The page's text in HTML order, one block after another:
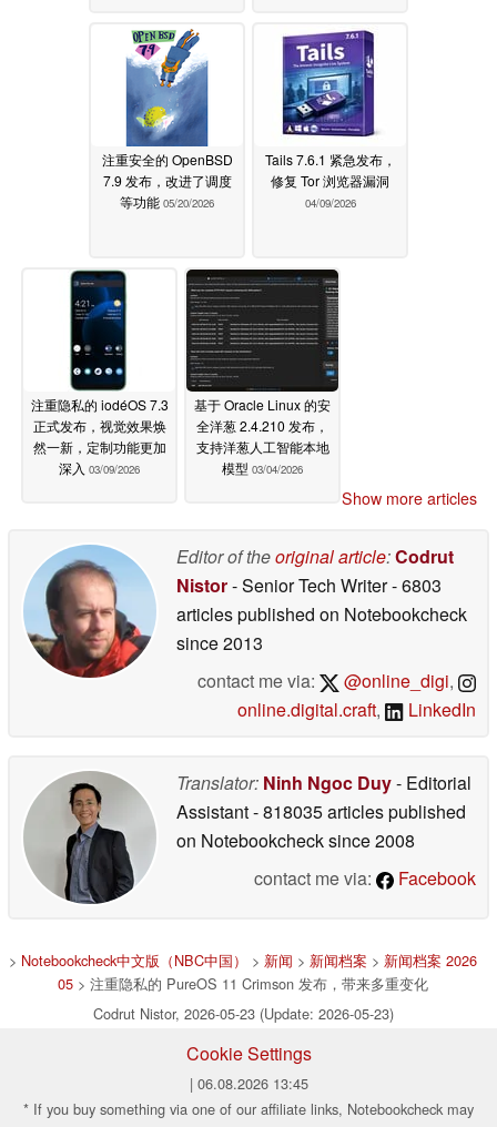
注重安全的 OpenBSD
7.9 发布，改进了调度
等功能 05/20/2026
Tails 7.6.1 紧急发布，
修复 Tor 浏览器漏洞
04/09/2026
注重隐私的 iodéOS 7.3
正式发布，视觉效果焕
然一新，定制功能更加
深入 03/09/2026
基于 Oracle Linux 的安
全洋葱 2.4.210 发布，
支持洋葱人工智能本地
模型 03/04/2026
Show more articles
Editor of theoriginal article:Codrut
Nistor- Senior Tech Writer- 6803
articles published on Notebookcheck
since 2013
contact me via:
@online_digi,
online.digital.craft, LinkedIn
Translator: Ninh Ngoc Duy- Editorial
Assistant- 818035 articles published
on Notebookchecksince 2008
contact me via:
Facebook
> Notebookcheck中文版（NBC中国） > 新闻 > 新闻档案 > 新闻档案 2026
05 > 注重隐私的 PureOS 11 Crimson 发布，带来多重变化
Codrut Nistor, 2026-05-23 (Update: 2026-05-23)
Cookie Settings
| 06.08.2026 13:45
* If you buy something via one of our affiliate links, Notebookcheck may